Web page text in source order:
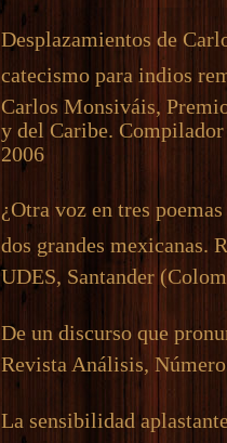
Desplazamientos de
catecismo para indios
Carlos Monsiváis,
y del Caribe.
2006
¿Otra voz en tres
dos grandes
UDES, Santander
De un discurso que
Revista Análisis,
La sensibilidad